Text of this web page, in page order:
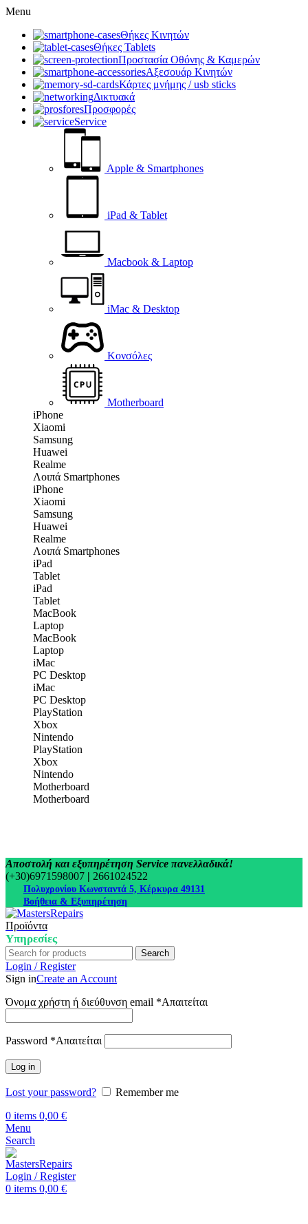
Menu
Θήκες Κινητών
Θήκες Tablets
Προστασία Οθόνης & Καμερών
Αξεσουάρ Κινητών
Κάρτες μνήμης / usb sticks
Δικτυακά
Προσφορές
Service
Apple & Smartphones
iPad & Tablet
Macbook & Laptop
iMac & Desktop
Κονσόλες
Motherboard
iPhone
Xiaomi
Samsung
Huawei
Realme
Λοιπά Smartphones
iPhone
Xiaomi
Samsung
Huawei
Realme
Λοιπά Smartphones
iPad
Tablet
iPad
Tablet
MacBook
Laptop
MacBook
Laptop
iMac
PC Desktop
iMac
PC Desktop
PlayStation
Xbox
Nintendo
PlayStation
Xbox
Nintendo
Motherboard
Motherboard
Αποστολή και εξυπηρέτηση Service πανελλαδικά!
(+30)6971598007 | 2661024522
Πολυχρονίου Κωνσταντά 5, Κέρκυρα 49131
Βοήθεια & Εξυπηρέτηση
Προϊόντα
Υπηρεσίες
Search
Login / Register
Sign inCreate an Account
Όνομα χρήστη ή διεύθυνση email *Απαιτείται
Password *Απαιτείται
Log in
Lost your password?
Remember me
0 items 0,00 €
Menu
Search
Login / Register
0 items 0,00 €